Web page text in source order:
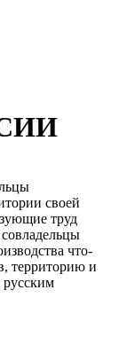
своей
труд
что-
территорию и
русским